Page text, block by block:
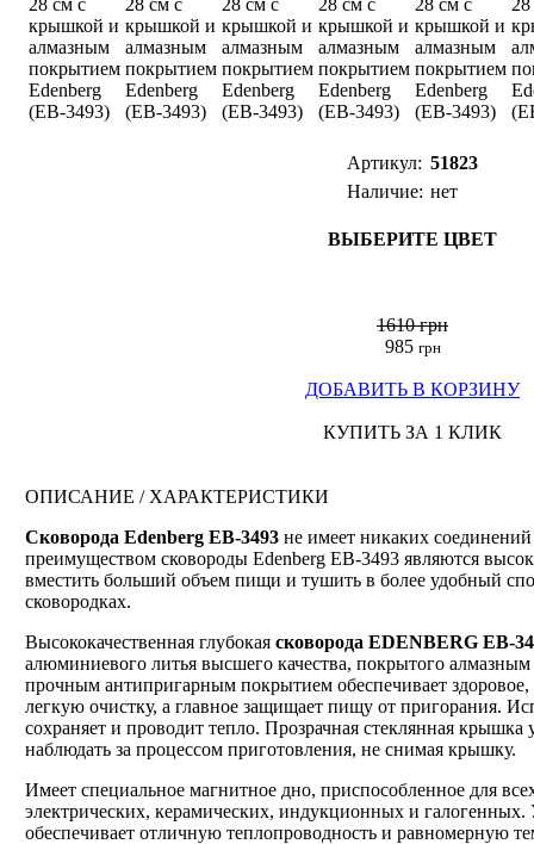
Артикул: 51823
Наличие: нет
ВЫБЕРИТЕ ЦВЕТ
1610 грн
985 грн
ДОБАВИТЬ В КОРЗИНУ
КУПИТЬ ЗА 1 КЛИК
ОПИСАНИЕ / ХАРАКТЕРИСТИКИ
Сковорода Edenberg EB-3493 не имеет никаких
преимуществом сковороды Edenberg EB-3493 являются
вместить больший объем пищи и тушить в более удобный
сковородках.
Высококачественная глубокая сковорода EDENBERG EB-
алюминиевого литья высшего качества, покрытого
прочным антипригарным покрытием обеспечивает
легкую очистку, а главное защищает пищу от пригорания.
сохраняет и проводит тепло. Прозрачная стеклянная крышка
наблюдать за процессом приготовления, не снимая крышку.
Имеет специальное магнитное дно, приспособленное для
электрических, керамических, индукционных и
обеспечивает отличную теплопроводность и равномерную